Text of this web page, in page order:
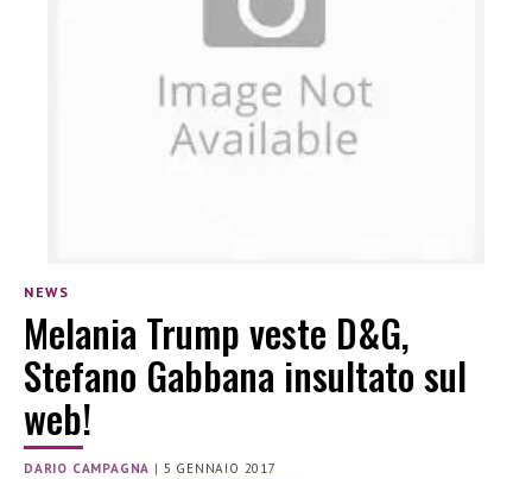
NEWS
Melania Trump veste D&G,
Stefano Gabbana insultato sul
web!
DARIO CAMPAGNA | 5 GENNAIO 2017